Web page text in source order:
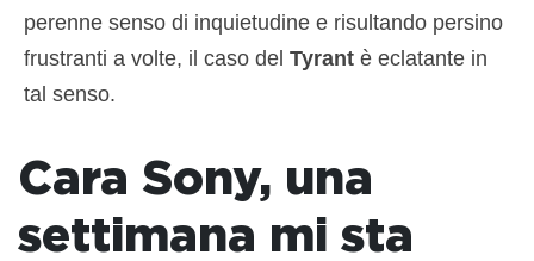
perenne senso di inquietudine e risultando persino
frustranti a volte, il caso del Tyrant è eclatante in
tal senso.
Cara Sony, una
settimana mi sta